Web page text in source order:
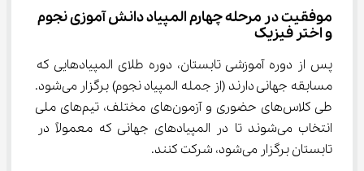
موفقیت در مرحله چهارم المپیاد دانش آموزی نجوم
و اختر فیزیک
پس از دوره آموزشی تابستان، دوره طلای المپیادهایی که
مسابقه جهانی دارند (از جمله المپیاد نجوم) برگزار می‌شود.
طی کلاس‌های حضوری و آزمون‌های مختلف، تیم‌های ملی
انتخاب می‌شوند تا در المپیادهای جهانی که معمولاً در
تابستان برگزار می‌شود، شرکت کنند.